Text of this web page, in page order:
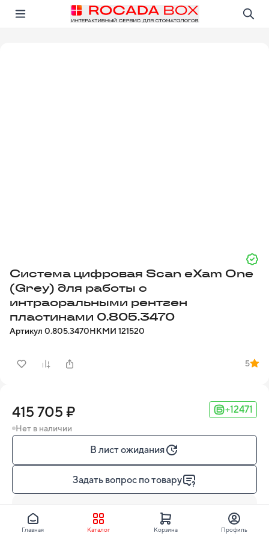
Открыть в приложении!
Система цифровая Scan eXam One
(Grey) для работы с
интраоральными рентген
пластинами 0.805.3470
Артикул 0.805.3470НКМИ 121520
5
415 705 ₽ +12471
Нет в наличии
В лист ожидания
Задать вопрос по товару
PM-Логистика, DPD и другие службы
Главная Каталог Корзина Профиль